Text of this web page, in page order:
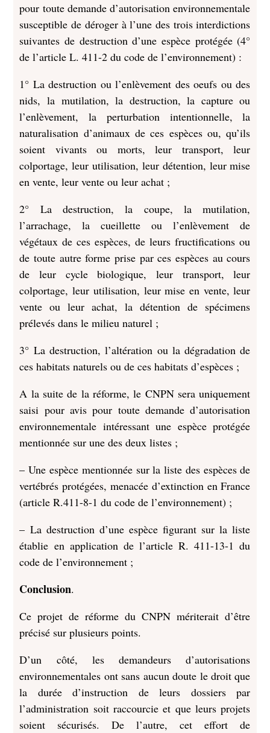
pour toute demande d’autorisation environnementale
susceptible de déroger à l’une des trois interdictions
suivantes de destruction d’une espèce protégée (4°
de l’article L. 411-2 du code de l’environnement) :
1° La destruction ou l’enlèvement des oeufs ou des
nids, la mutilation, la destruction, la capture ou
l’enlèvement, la perturbation intentionnelle, la
naturalisation d’animaux de ces espèces ou, qu’ils
soient vivants ou morts, leur transport, leur
colportage, leur utilisation, leur détention, leur mise
en vente, leur vente ou leur achat ;
2° La destruction, la coupe, la mutilation,
l’arrachage, la cueillette ou l’enlèvement de
végétaux de ces espèces, de leurs fructifications ou
de toute autre forme prise par ces espèces au cours
de leur cycle biologique, leur transport, leur
colportage, leur utilisation, leur mise en vente, leur
vente ou leur achat, la détention de spécimens
prélevés dans le milieu naturel ;
3° La destruction, l’altération ou la dégradation de
ces habitats naturels ou de ces habitats d’espèces ;
A la suite de la réforme, le CNPN sera uniquement
saisi pour avis pour toute demande d’autorisation
environnementale intéressant une espèce protégée
mentionnée sur une des deux listes ;
– Une espèce mentionnée sur la liste des espèces de
vertébrés protégées, menacée d’extinction en France
(article R.411-8-1 du code de l’environnement) ;
– La destruction d’une espèce figurant sur la liste
établie en application de l’article R. 411-13-1 du
code de l’environnement ;
Conclusion.
Ce projet de réforme du CNPN mériterait d’être
précisé sur plusieurs points.
D’un côté, les demandeurs d’autorisations
environnementales ont sans aucun doute le droit que
la durée d’instruction de leurs dossiers par
l’administration soit raccourcie et que leurs projets
soient sécurisés. De l’autre, cet effort de